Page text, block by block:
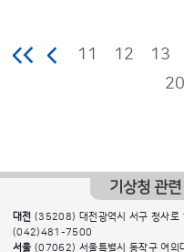
11 12 13
20
기상청 관
대전 (35208) 대전광역시 서구 청사
(042)481-7500
서울 (07062) 서울특별시 동작구 여